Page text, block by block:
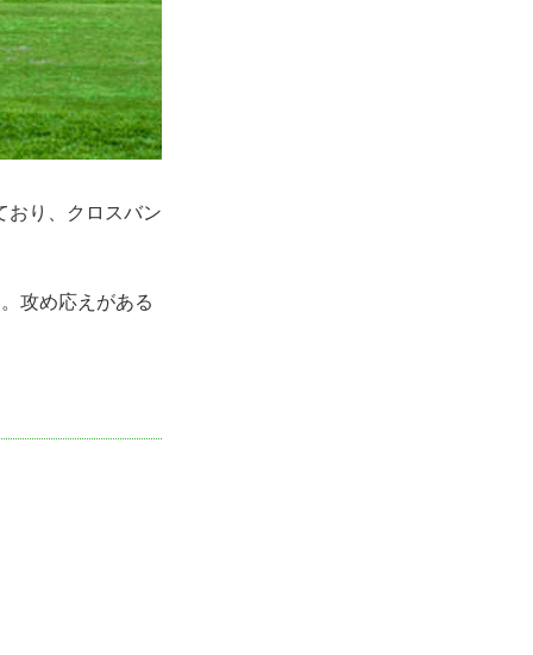
おり、クロスバン
攻め応えがある